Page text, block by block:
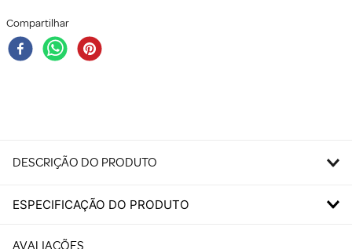
Compartilhar
DESCRIÇÃO DO PRODUTO
ESPECIFICAÇÃO DO PRODUTO
AVALIAÇÕES